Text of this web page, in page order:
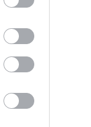
minőségi
adom hozzá.
hogy ne így
Spabook-ot a
vagy,
hozzá a